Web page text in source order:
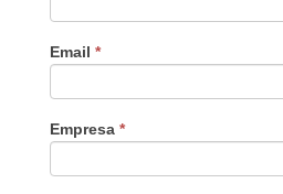
Email *
Empresa *